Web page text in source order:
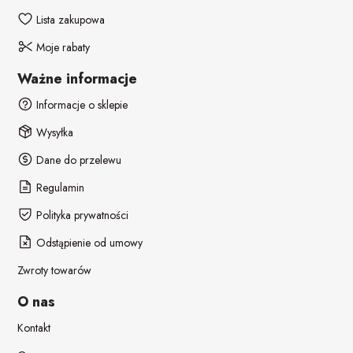
Lista zakupowa
Moje rabaty
Ważne informacje
Informacje o sklepie
Wysyłka
Dane do przelewu
Regulamin
Polityka prywatności
Odstąpienie od umowy
Zwroty towarów
O nas
Kontakt